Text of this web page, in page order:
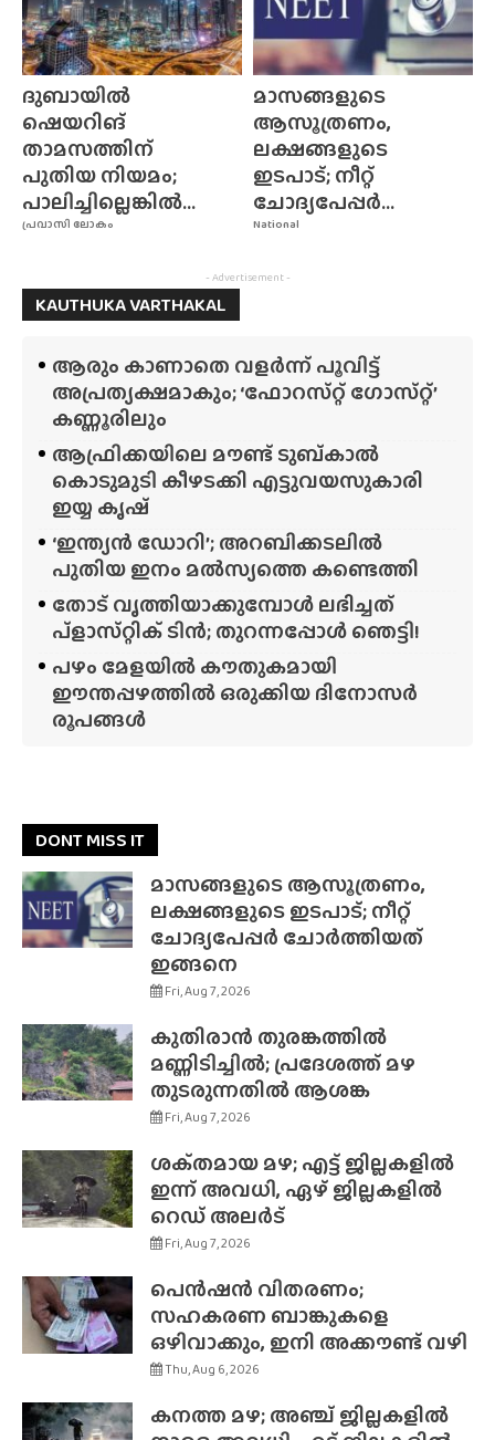
പ്രവാസി ലോകം
ദുബായിൽ
ഷെയറിങ്
താമസത്തിന്
പുതിയ നിയമം;
പാലിച്ചില്ലെങ്കിൽ...
National
മാസങ്ങളുടെ
ആസൂത്രണം,
ലക്ഷങ്ങളുടെ
ഇടപാട്; നീറ്റ്
ചോദ്യപേപ്പർ...
- Advertisement -
KAUTHUKA VARTHAKAL
ആരും കാണാതെ വളർന്ന് പൂവിട്ട്
അപ്രത്യക്ഷമാകും; ‘ഫോറസ്‌റ്റ്‌ ഗോസ്‌റ്റ്’
കണ്ണൂരിലും
ആഫ്രിക്കയിലെ മൗണ്ട് ടുബ്‌കാൽ
കൊടുമുടി കീഴടക്കി എട്ടുവയസുകാരി
ഇയ്യ കൃഷ്
‘ഇന്ത്യൻ ഡോറി’; അറബിക്കടലിൽ
പുതിയ ഇനം മൽസ്യത്തെ കണ്ടെത്തി
തോട് വൃത്തിയാക്കുമ്പോൾ ലഭിച്ചത്
പ്‌ളാസ്‌റ്റിക് ടിൻ; തുറന്നപ്പോൾ ഞെട്ടി!
പഴം മേളയിൽ കൗതുകമായി
ഈന്തപ്പഴത്തിൽ ഒരുക്കിയ ദിനോസർ
രൂപങ്ങൾ
DONT MISS IT
മാസങ്ങളുടെ ആസൂത്രണം,
ലക്ഷങ്ങളുടെ ഇടപാട്; നീറ്റ്
ചോദ്യപേപ്പർ ചോർത്തിയത്
ഇങ്ങനെ
Fri, Aug 7, 2026
കുതിരാൻ തുരങ്കത്തിൽ
മണ്ണിടിച്ചിൽ; പ്രദേശത്ത് മഴ
തുടരുന്നതിൽ ആശങ്ക
Fri, Aug 7, 2026
ശക്‌തമായ മഴ; എട്ട് ജില്ലകളിൽ
ഇന്ന് അവധി, ഏഴ് ജില്ലകളിൽ
റെഡ് അലർട്
Fri, Aug 7, 2026
പെൻഷൻ വിതരണം;
സഹകരണ ബാങ്കുകളെ
ഒഴിവാക്കും, ഇനി അക്കൗണ്ട് വഴി
Thu, Aug 6, 2026
കനത്ത മഴ; അഞ്ച് ജില്ലകളിൽ